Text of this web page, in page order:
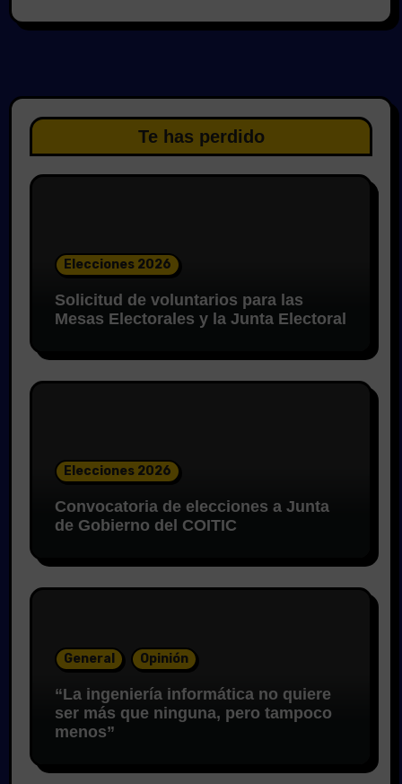
Te has perdido
Elecciones 2026
Solicitud de voluntarios para las
Mesas Electorales y la Junta Electoral
Elecciones 2026
Convocatoria de elecciones a Junta
de Gobierno del COITIC
General Opinión
“La ingeniería informática no quiere
ser más que ninguna, pero tampoco
menos”